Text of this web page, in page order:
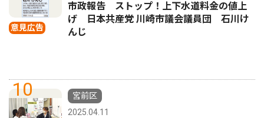
意見広告
市政報告 ストップ！上下水道料金の値上
げ 日本共産党 川崎市議会議員団 石川け
んじ
10
宮前区
2025.04.11